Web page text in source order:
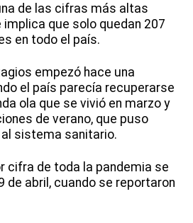
de las cifras más altas
que solo quedan 207
en todo el país.
empezó hace una
el país parecía recuperarse
ola que se vivió en marzo y
de verano, que puso
sistema sanitario.
cifra de toda la pandemia se
de abril, cuando se reportaron